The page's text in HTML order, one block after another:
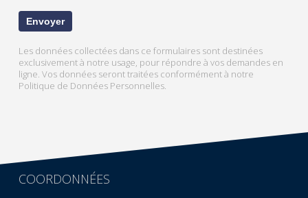
Les données collectées dans ce formulaires sont destinées
exclusivement à notre usage, pour répondre à vos demandes en
ligne. Vos données seront traitées conformément à notre
Politique de Données Personnelles.
COORDONNÉES